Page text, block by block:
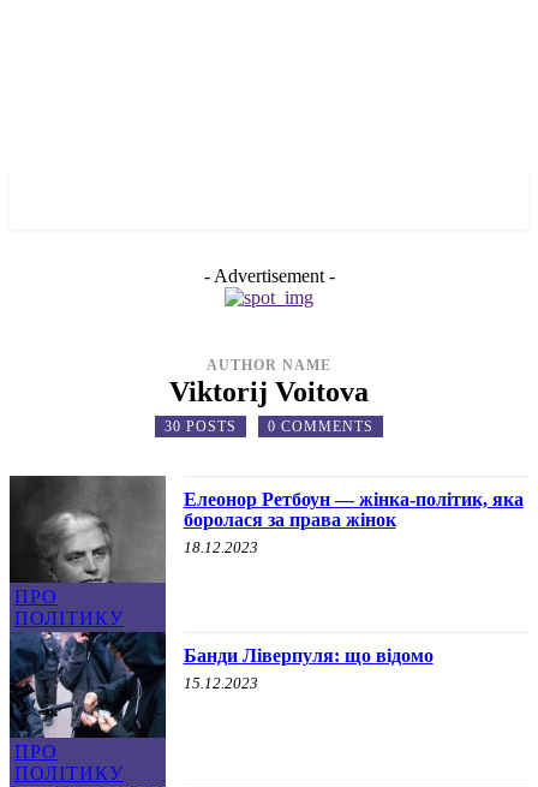
- Advertisement -
AUTHOR NAME
Viktorij Voitova
30 POSTS 0 COMMENTS
ПРО
ПОЛІТИКУ
Елеонор Ретбоун — жінка-політик, яка
боролася за права жінок
18.12.2023
ПРО
ПОЛІТИКУ
Банди Ліверпуля: що відомо
15.12.2023